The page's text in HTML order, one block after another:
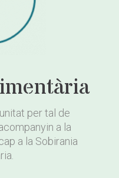
per tal de
a la
a la Sobirania